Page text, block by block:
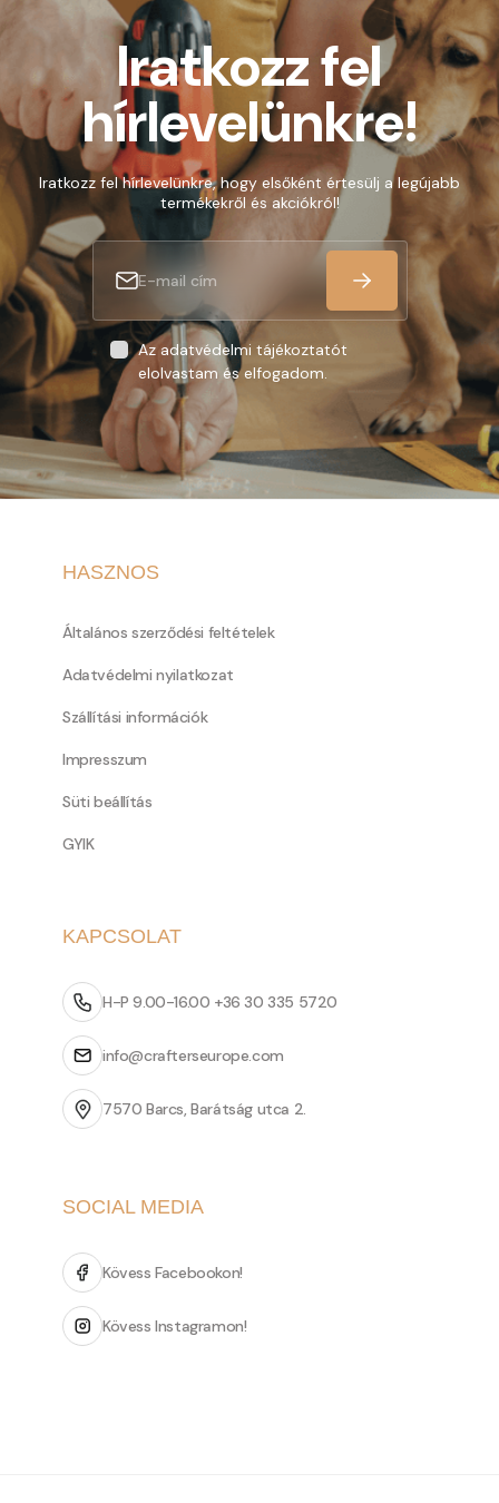
Iratkozz fel
hírlevelünkre!
Iratkozz fel hírlevelünkre, hogy elsőként értesülj a legújabb
termékekről és akciókról!
Az adatvédelmi tájékoztatót
elolvastam és elfogadom.
HASZNOS
Általános szerződési feltételek
Adatvédelmi nyilatkozat
Szállítási információk
Impresszum
Süti beállítás
GYIK
KAPCSOLAT
H-P 9.00-16.00 +36 30 335 5720
info@crafterseurope.com
7570 Barcs, Barátság utca 2.
SOCIAL MEDIA
Kövess Facebookon!
Kövess Instagramon!